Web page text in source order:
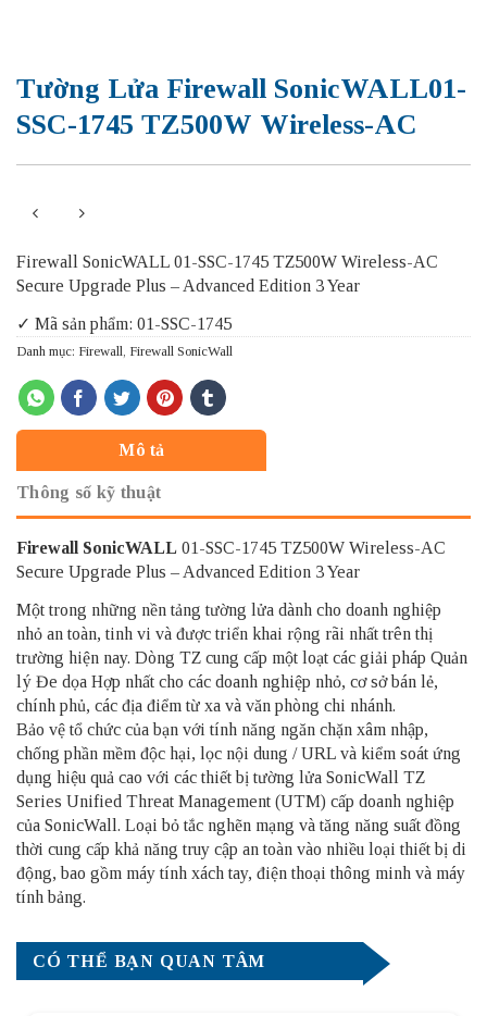
Tường Lửa Firewall SonicWALL01-
SSC-1745 TZ500W Wireless-AC
Firewall SonicWALL 01-SSC-1745 TZ500W Wireless-AC
Secure Upgrade Plus – Advanced Edition 3 Year
✓ Mã sản phẩm: 01-SSC-1745
Danh mục: Firewall Firewall SonicWall
Mô tả
Thông số kỹ thuật
Firewall SonicWALL 01-SSC-1745 TZ500W Wireless-AC
Secure Upgrade Plus – Advanced Edition 3 Year
Một trong những nền tảng tường lửa dành cho doanh nghiệp
nhỏ an toàn, tinh vi và được triển khai rộng rãi nhất trên thị
trường hiện nay. Dòng TZ cung cấp một loạt các giải pháp Quản
lý Đe dọa Hợp nhất cho các doanh nghiệp nhỏ, cơ sở bán lẻ,
chính phủ, các địa điểm từ xa và văn phòng chi nhánh.
Bảo vệ tổ chức của bạn với tính năng ngăn chặn xâm nhập,
chống phần mềm độc hại, lọc nội dung / URL và kiểm soát ứng
dụng hiệu quả cao với các thiết bị tường lửa SonicWall TZ
Series Unified Threat Management (UTM) cấp doanh nghiệp
của SonicWall. Loại bỏ tắc nghẽn mạng và tăng năng suất đồng
thời cung cấp khả năng truy cập an toàn vào nhiều loại thiết bị di
động, bao gồm máy tính xách tay, điện thoại thông minh và máy
tính bảng.
CÓ THỂ BẠN QUAN TÂM